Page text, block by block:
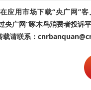
应用市场下载“央广网”
央广网“啄木鸟消费者投诉
载请联系：